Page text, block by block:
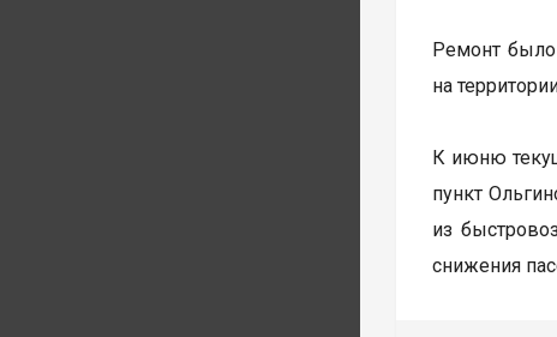
Ремонт
на
К июню
пункт
из
снижения